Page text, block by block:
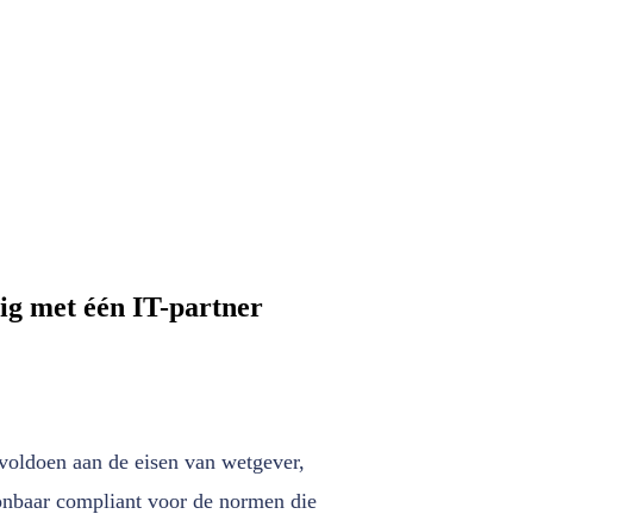
met één IT-partner
aan de eisen van wetgever,
compliant voor de normen die